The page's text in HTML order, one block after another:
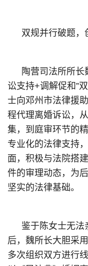
双规并行破题，
陶营司法所所长
讼支持+调解促和”
士向邓州市法律援
程代理离婚诉讼，
集，到庭审环节的
专业化的法律支持
面，积极与法院搭
件的审理动态，为
坚实的法律基础。
鉴于陈女士无法
后，魏所长大胆采
多次组织双方进行